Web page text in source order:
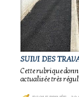
SUIVI DES
Cette rubrique
actualisée très